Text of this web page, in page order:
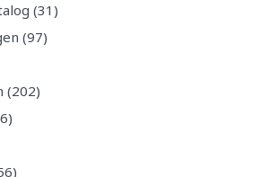
(31)
(97)
(202)